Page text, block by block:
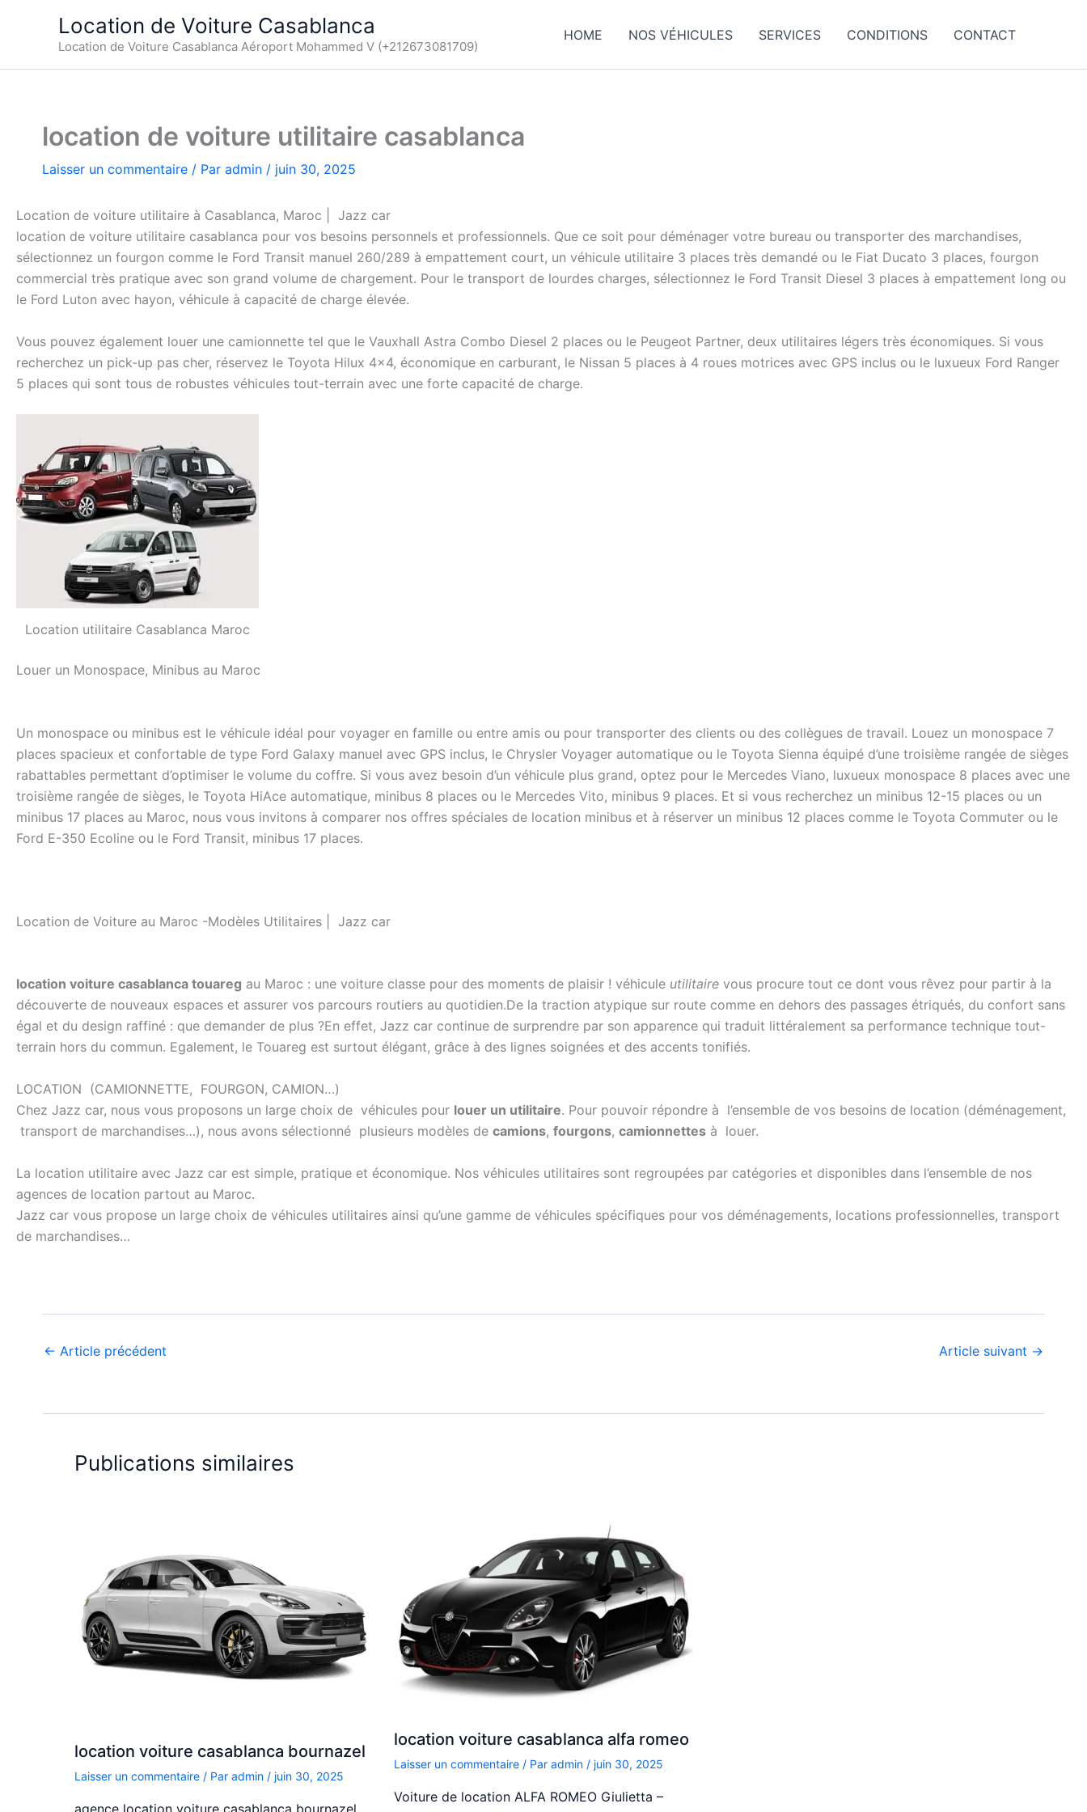
Location de Voiture Casablanca
Location de Voiture Casablanca Aéroport Mohammed V (+212673081709)
HOME NOS VÉHICULES SERVICES CONDITIONS CONTACT
location de voiture utilitaire casablanca
Laisser un commentaire / Par admin / juin 30, 2025
Location de voiture utilitaire à Casablanca, Maroc | Jazz car
location de voiture utilitaire casablanca pour vos besoins personnels et professionnels. Que ce soit pour déménager votre bureau ou transporter des marchandises,
sélectionnez un fourgon comme le Ford Transit manuel 260/289 à empattement court, un véhicule utilitaire 3 places très demandé ou le Fiat Ducato 3 places, fourgon
commercial très pratique avec son grand volume de chargement. Pour le transport de lourdes charges, sélectionnez le Ford Transit Diesel 3 places à empattement long ou
le Ford Luton avec hayon, véhicule à capacité de charge élevée.
Vous pouvez également louer une camionnette tel que le Vauxhall Astra Combo Diesel 2 places ou le Peugeot Partner, deux utilitaires légers très économiques. Si vous
recherchez un pick-up pas cher, réservez le Toyota Hilux 4×4, économique en carburant, le Nissan 5 places à 4 roues motrices avec GPS inclus ou le luxueux Ford Ranger
5 places qui sont tous de robustes véhicules tout-terrain avec une forte capacité de charge.
Location utilitaire Casablanca Maroc
Louer un Monospace, Minibus au Maroc
Un monospace ou minibus est le véhicule idéal pour voyager en famille ou entre amis ou pour transporter des clients ou des collègues de travail. Louez un monospace 7
places spacieux et confortable de type Ford Galaxy manuel avec GPS inclus, le Chrysler Voyager automatique ou le Toyota Sienna équipé d’une troisième rangée de sièges
rabattables permettant d’optimiser le volume du coffre. Si vous avez besoin d’un véhicule plus grand, optez pour le Mercedes Viano, luxueux monospace 8 places avec une
troisième rangée de sièges, le Toyota HiAce automatique, minibus 8 places ou le Mercedes Vito, minibus 9 places. Et si vous recherchez un minibus 12-15 places ou un
minibus 17 places au Maroc, nous vous invitons à comparer nos offres spéciales de location minibus et à réserver un minibus 12 places comme le Toyota Commuter ou le
Ford E-350 Ecoline ou le Ford Transit, minibus 17 places.
Location de Voiture au Maroc -Modèles Utilitaires | Jazz car
location voiture casablanca touareg au Maroc : une voiture classe pour des moments de plaisir ! véhicule utilitaire vous procure tout ce dont vous rêvez pour partir à la
découverte de nouveaux espaces et assurer vos parcours routiers au quotidien.De la traction atypique sur route comme en dehors des passages étriqués, du confort sans
égal et du design raffiné : que demander de plus ?En effet, Jazz car continue de surprendre par son apparence qui traduit littéralement sa performance technique tout-
terrain hors du commun. Egalement, le Touareg est surtout élégant, grâce à des lignes soignées et des accents tonifiés.
LOCATION (CAMIONNETTE, FOURGON, CAMION…)
Chez Jazz car, nous vous proposons un large choix de véhicules pour louer un utilitaire. Pour pouvoir répondre à l’ensemble de vos besoins de location (déménagement,
transport de marchandises…), nous avons sélectionné plusieurs modèles de camions, fourgons, camionnettes à louer.
La location utilitaire avec Jazz car est simple, pratique et économique. Nos véhicules utilitaires sont regroupées par catégories et disponibles dans l’ensemble de nos
agences de location partout au Maroc.
Jazz car vous propose un large choix de véhicules utilitaires ainsi qu’une gamme de véhicules spécifiques pour vos déménagements, locations professionnelles, transport
de marchandises…
← Article précédent Article suivant →
Publications similaires
location voiture casablanca bournazel
Laisser un commentaire / Par admin / juin 30, 2025
agence location voiture casablanca bournazel
location voiture casablanca alfa romeo
Laisser un commentaire / Par admin / juin 30, 2025
Voiture de location ALFA ROMEO Giulietta –